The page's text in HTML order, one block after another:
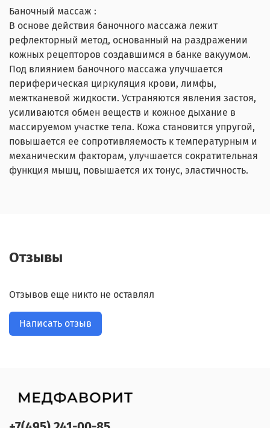
Баночный массаж :
В основе действия баночного массажа лежит
рефлекторный метод, основанный на раздражении
кожных рецепторов создавшимся в банке вакуумом.
Под влиянием баночного массажа улучшается
периферическая циркуляция крови, лимфы,
межтканевой жидкости. Устраняются явления застоя,
усиливаются обмен веществ и кожное дыхание в
массируемом участке тела. Кожа становится упругой,
повышается ее сопротивляемость к температурным и
механическим факторам, улучшается сократительная
функция мышц, повышается их тонус, эластичность.
Отзывы
Отзывов еще никто не оставлял
Написать отзыв